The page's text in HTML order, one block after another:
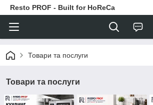
Resto PROF - Built for HoReCa
Товари та послуги
Товари та послуги